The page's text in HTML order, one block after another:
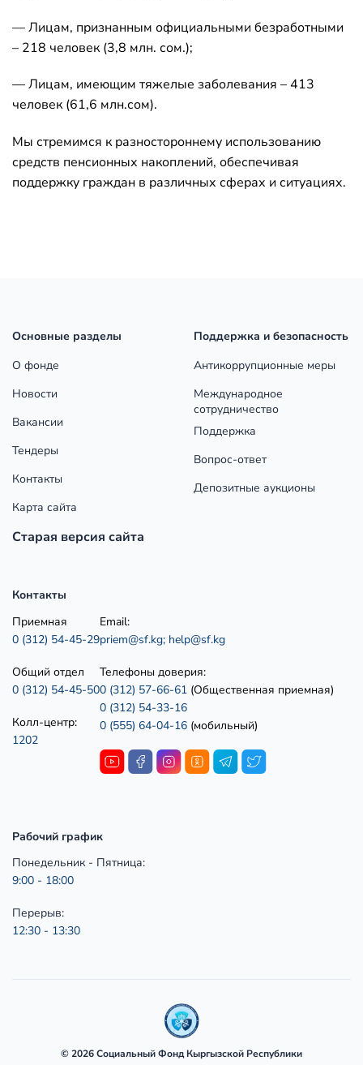
— Лицам, признанным официальными безработными
– 218 человек (3,8 млн. сом.);
— Лицам, имеющим тяжелые заболевания – 413
человек (61,6 млн.сом).
Мы стремимся к разностороннему использованию
средств пенсионных накоплений, обеспечивая
поддержку граждан в различных сферах и ситуациях.
Основные разделы
О фонде
Новости
Вакансии
Тендеры
Контакты
Карта сайта
Старая версия сайта
Поддержка и безопасность
Антикоррупционные меры
Международное
сотрудничество
Поддержка
Вопрос-ответ
Депозитные аукционы
Контакты
Приемная
0 (312) 54-45-29
Общий отдел
0 (312) 54-45-50
Колл-центр:
1202
Email:
priem@sf.kg; help@sf.kg
Телефоны доверия:
0 (312) 57-66-61 (Общественная приемная)
0 (312) 54-33-16
0 (555) 64-04-16 (мобильный)
Рабочий график
Понедельник - Пятница:
9:00 - 18:00
Перерыв:
12:30 - 13:30
© 2026 Социальный Фонд Кыргызской Республики